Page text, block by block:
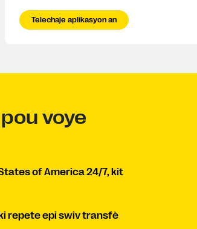
Telechaje aplikasyon an
voye
of America 24/7, kit
repete epi swiv transfè